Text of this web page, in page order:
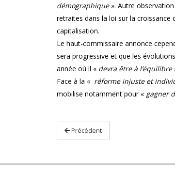
démographique». Autre
retraites dans la loi sur la croissance
capitalisation.
Le haut-commissaire annonce
sera progressive et que les
année où il « devra être à l’équilibre
Face à la « réforme injuste et
mobilise notamment pour « gagner
Précédent